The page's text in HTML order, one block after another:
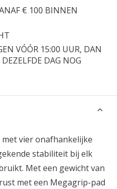
€ 100 BINNEN
VÓÓR 15:00 UUR, DAN
DAG NOG
vier onafhankelijke
stabiliteit bij elk
Met een gewicht van
met een Megagrip-pad